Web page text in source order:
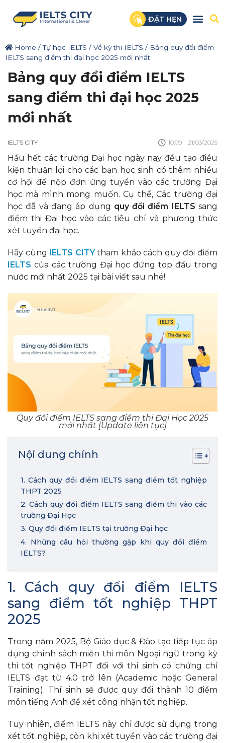
ĐẶT HẸN
Home /Tự học IELTS / Về kỳ thi IELTS / Bảng quy đổi điểm
IELTS sang điểm thi đại học 2025 mới nhất
Bảng quy đổi điểm IELTS
sang điểm thi đại học 2025
mới nhất
IELTS CITY 10:09 21/03/2025
Hầu hết các trường Đại học ngày nay đều tạo điều
kiện thuận lợi cho các bạn học sinh có thêm nhiều
cơ hội để nộp đơn ứng tuyển vào các trường Đại
học mà mình mong muốn. Cụ thể, Các trường đại
học đã và đang áp dụng quy đổi điểm IELTS sang
điểm thi Đại học vào các tiêu chí và phương thức
xét tuyển đại học.
Hãy cùng IELTS CITYtham khảo cách quy đổi điểm
IELTS của các trường Đại học đứng top đầu trong
nước mới nhất 2025 tại bài viết sau nhé!
Quy đổi điểm IELTS sang điểm thi Đại Học 2025
mới nhất [Update liên tục]
Nội dung chính
1. Cách quy đổi điểm IELTS sang điểm tốt nghiệp
THPT 2025
2. Cách quy đổi điểm IELTS sang điểm thi vào các
trường Đại Học
3. Quy đổi điểm IELTS tại trường Đại học
4. Những câu hỏi thường gặp khi quy đổi điểm
IELTS?
1. Cách quy đổi điểm IELTS
sang điểm tốt nghiệp THPT
2025
Trong năm 2025, Bộ Giáo dục & Đào tạo tiếp tục áp
dụng chính sách miễn thi môn Ngoại ngữ trong kỳ
thi tốt nghiệp THPT đối với thí sinh có chứng chỉ
IELTS đạt từ 4.0 trở lên (Academic hoặc General
Training). Thí sinh sẽ được quy đổi thành 10 điểm
môn tiếng Anh để xét công nhận tốt nghiệp.
Tuy nhiên, điểm IELTS này chỉ được sử dụng trong
xét tốt nghiệp, còn khi xét tuyển vào các trường đại